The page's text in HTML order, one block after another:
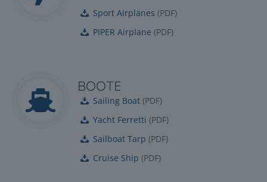
Sport Airplanes (PDF)
PIPER Airplane (PDF)
BOOTE
Sailing Boat (PDF)
Yacht Ferretti (PDF)
Sailboat Tarp (PDF)
Cruise Ship (PDF)